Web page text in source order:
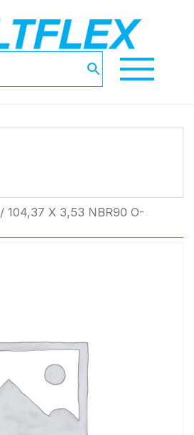
/ 104,37 X 3,53 NBR90 O-